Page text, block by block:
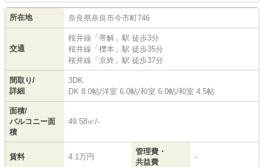
所在地 奈良県奈良市今市町746
交通
桜井線 「 帯解 」駅 徒歩3分
桜井線 「 櫟本 」駅 徒歩35分
桜井線 「 京終 」駅 徒歩37分
間取り/
詳細
3DK
DK 8.0帖/洋室 6.0帖/和室 6.0帖/和室 4.5帖
面積/
バルコニー面
積
49.58㎡/-
賃料 4.1万円
管理費・
共益費
-